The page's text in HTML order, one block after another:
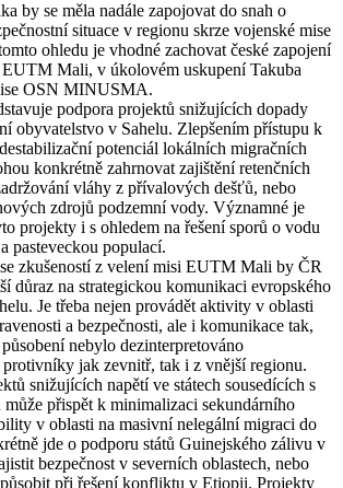
by se měla nadále zapojovat do snah o
situace v regionu skrze vojenské mise
ohledu je vhodné zachovat české zapojení
Mali, v úkolovém uskupení Takuba
OSN MINUSMA.
podpora projektů snižujících dopady
obyvatelstvo v Sahelu. Zlepšením přístupu k
potenciál lokálních migračních
konkrétně zahrnovat zajištění retenčních
vláhy z přívalových dešťů, nebo
zdrojů podzemní vody. Významné je
projekty i s ohledem na řešení sporů o vodu
pasteveckou populací.
zkušeností z velení misi EUTM Mali by ČR
důraz na strategickou komunikaci evropského
Je třeba nejen provádět aktivity v oblasti
a bezpečnosti, ale i komunikace tak,
nebylo dezinterpretováno
jak zevnitř, tak i z vnější regionu.
snižujících napětí ve státech sousedících s
může přispět k minimalizaci sekundárního
v oblasti na masivní nelegální migraci do
jde o podporu států Guinejského zálivu v
bezpečnost v severních oblastech, nebo
při řešení konfliktu v Etiopii. Projekty